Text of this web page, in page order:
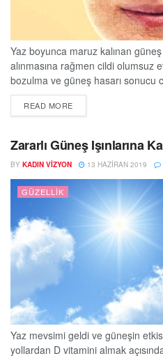
Yaz boyunca maruz kalınan güneş
alınmasına rağmen cildi olumsuz
bozulma ve güneş hasarı sonucu
sarımsı renk değişiklikleri ve
hazırlamak, lekelerden
Dermatoloji Bölümü’nden Uz. Dr.
gidererek...
READ MOREDETAILS
Zararlı Güneş Işınlarına
BY KADIN VIZYON 13 HAZIRAN 2019
GÜZELLIK
Yaz mevsimi geldi ve güneşin
yollardan D vitamini almak